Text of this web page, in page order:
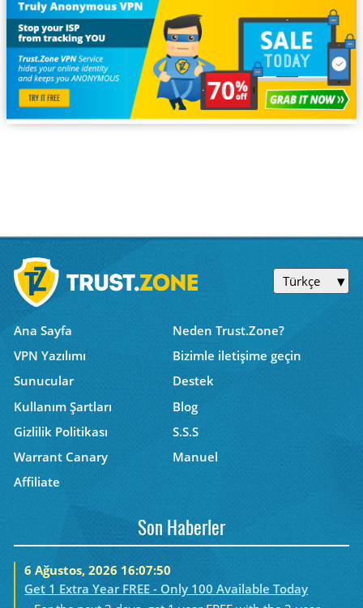
Türkçe
Ana Sayfa
Neden Trust.Zone?
VPN Yazılımı
Bizimle iletişime geçin
Sunucular
Destek
Kullanım Şartları
Blog
Gizlilik Politikası
S.S.S
Warrant Canary
Manuel
Affiliate
Son Haberler
6 Ağustos, 2026 16:07:50
Get 1 Extra Year FREE - Only 100 Available Today